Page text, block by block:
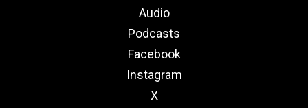
Audio
Podcasts
Facebook
Instagram
X